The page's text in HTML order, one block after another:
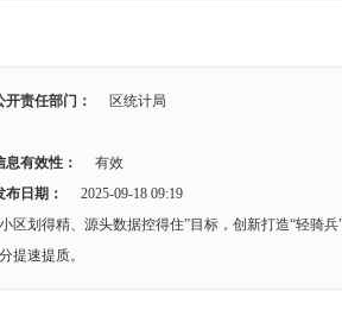
开责任部门：
区统计局
息有效性：
有效
布日期：
2025-09-18 09:19
区划得精、源头数据控得住”目标，创新打造“轻
提速提质。